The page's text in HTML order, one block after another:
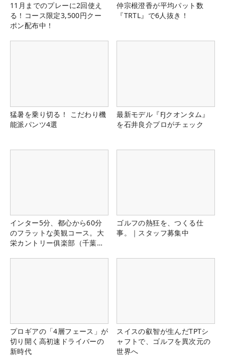
11月までのプレーに2回使え
る！コース限定3,500円クー
ポン配布中！
仲宗根澄香が平均パット数
『TRTL』で6人抜き！
猛暑を乗り切る！ こだわり機
能派パンツ4選
最新モデル『FJクオンタム』
を石井良介プロがチェック
インター5分、都心から60分
のフラットな美観コース。大
栄カントリー俱楽部（千葉
ゴルフの熱狂を、つくる仕
事。｜スタッフ募集中
プロギアの「4層フェース」が
切り開く高初速ドライバーの
新時代
スイスの叡智が生んだTPTシ
ャフトで、ゴルフを異次元の
世界へ